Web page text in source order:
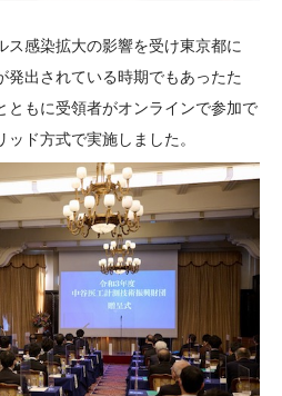
ス感染拡大の影響を受け東京都に
発出されている時期でもあったた
ともに受領者がオンラインで参加で
ッド方式で実施しました。